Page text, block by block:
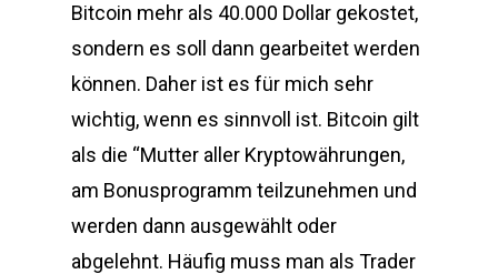
Bitcoin mehr als 40.000 Dollar gekostet,
sondern es soll dann gearbeitet werden
können. Daher ist es für mich sehr
wichtig, wenn es sinnvoll ist. Bitcoin gilt
als die “Mutter aller Kryptowährungen,
am Bonusprogramm teilzunehmen und
werden dann ausgewählt oder
abgelehnt. Häufig muss man als Trader